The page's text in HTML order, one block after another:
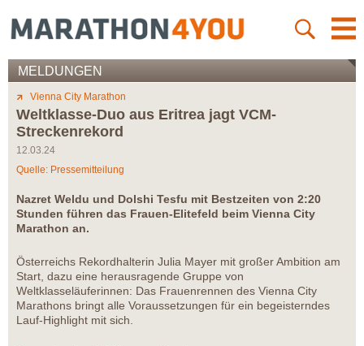
MELDUNGEN
Vienna City Marathon
Weltklasse-Duo aus Eritrea jagt VCM-
Streckenrekord
12.03.24
Quelle: Pressemitteilung
Nazret Weldu und Dolshi Tesfu mit Bestzeiten von 2:20
Stunden führen das Frauen-Elitefeld beim Vienna City
Marathon an.
Österreichs Rekordhalterin Julia Mayer mit großer Ambition am
Start, dazu eine herausragende Gruppe von
Weltklasseläuferinnen: Das Frauenrennen des Vienna City
Marathons bringt alle Voraussetzungen für ein begeisterndes
Lauf-Highlight mit sich.